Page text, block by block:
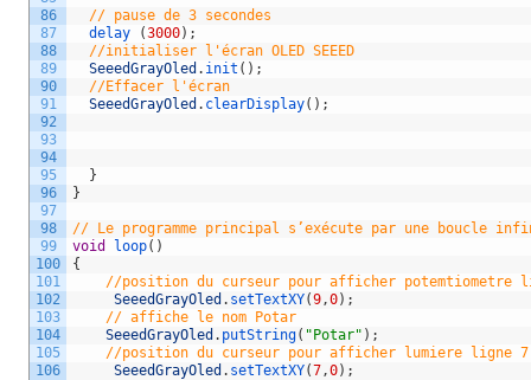
86
87
88
89
90
91
92
93
94
95
96
97
98
99
100
101
102
103
104
105
106
// pause de 3 secondes
delay
(3000) ;
//initialiser l'écran OLED SEEED
SeeedGrayOled . init ( ) ;
//Effacer l'écran
SeeedGrayOled . clearDisplay( ) ;
}
}
// Le programme principal s’exécute par une boucle
void
loop( )
{
//position du curseur pour afficher potemtiometre
SeeedGrayOled . setTextXY(9 ,0) ;
// affiche le nom Potar
SeeedGrayOled . putString( "Potar" ) ;
//position du curseur pour afficher lumiere ligne
SeeedGrayOled . setTextXY(7 ,0) ;